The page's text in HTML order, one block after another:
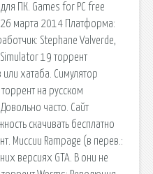
ПК. Games for PC free
марта 2014 Платформа:
Stephane Valverde,
Simulator 19 торрент
хатаба. Симулятор
на русском
часто. Сайт
скачивать бесплатно
Миссии Rampage (в перев.:
версиях GTA. В они не